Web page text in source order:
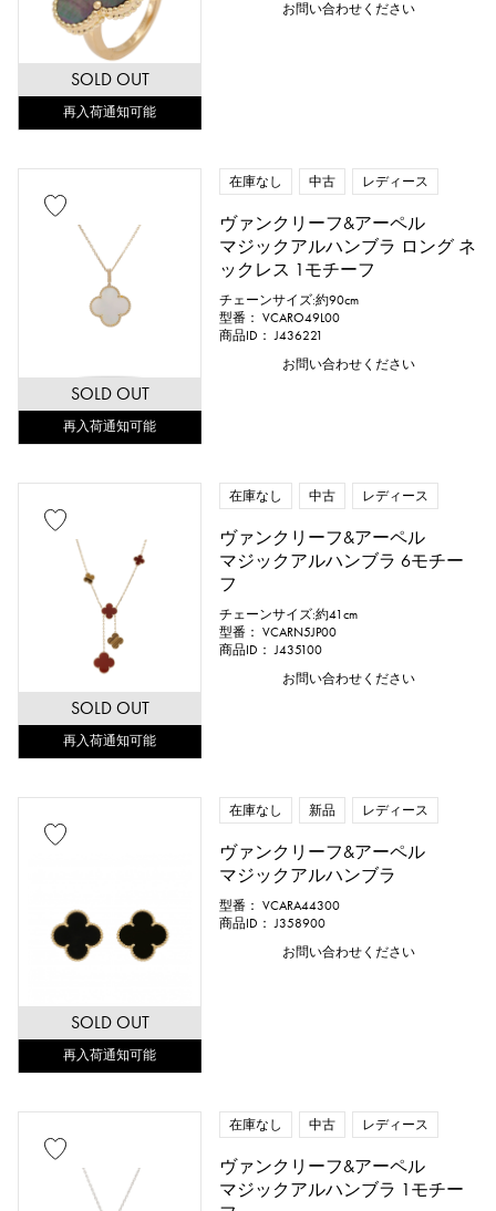
SOLD OUT
再入荷通知可能
お問い合わせください
SOLD OUT
再入荷通知可能
在庫なし 中古 レディース
ヴァンクリーフ&アーペル
マジックアルハンブラ ロング ネ
ックレス 1モチーフ
チェーンサイズ:約90cm
型番： VCARO49L00
商品ID： J436221
お問い合わせください
SOLD OUT
再入荷通知可能
在庫なし 中古 レディース
ヴァンクリーフ&アーペル
マジックアルハンブラ 6モチー
フ
チェーンサイズ:約41cm
型番： VCARN5JP00
商品ID： J435100
お問い合わせください
SOLD OUT
再入荷通知可能
在庫なし 新品 レディース
ヴァンクリーフ&アーペル
マジックアルハンブラ
型番： VCARA44300
商品ID： J358900
お問い合わせください
在庫なし 中古 レディース
ヴァンクリーフ&アーペル
マジックアルハンブラ 1モチー